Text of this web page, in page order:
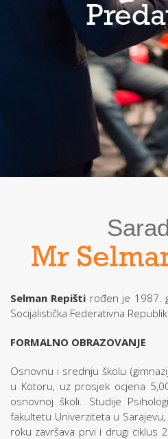
Mr
Selman Repišti rođen je 1987.
Socijalistička Federativna
FORMALNO OBRAZOVANJE
Osnovnu i srednju školu
u Kotoru, uz prosjek ocjena
osnovnoj školi. Studije
fakultetu Univerziteta u
roku završava prvi i drugi ciklus